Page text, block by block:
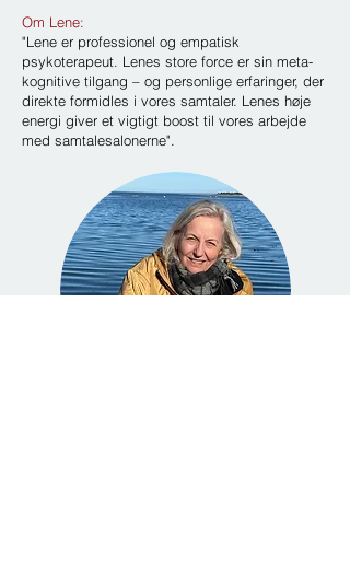
Om Lene:
"Lene er professionel og empatisk
psykoterapeut. Lenes store force er sin meta-
kognitive tilgang – og personlige erfaringer, der
direkte formidles i vores samtaler. Lenes høje
energi giver et vigtigt boost til vores arbejde
med samtalesalonerne".